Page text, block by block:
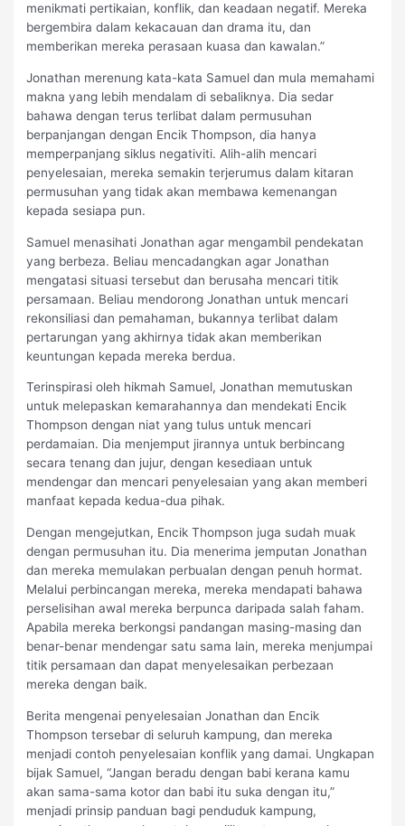
menikmati pertikaian, konflik, dan keadaan negatif. Mereka
bergembira dalam kekacauan dan drama itu, dan
memberikan mereka perasaan kuasa dan kawalan.”
Jonathan merenung kata-kata Samuel dan mula memahami
makna yang lebih mendalam di sebaliknya. Dia sedar
bahawa dengan terus terlibat dalam permusuhan
berpanjangan dengan Encik Thompson, dia hanya
memperpanjang siklus negativiti. Alih-alih mencari
penyelesaian, mereka semakin terjerumus dalam kitaran
permusuhan yang tidak akan membawa kemenangan
kepada sesiapa pun.
Samuel menasihati Jonathan agar mengambil pendekatan
yang berbeza. Beliau mencadangkan agar Jonathan
mengatasi situasi tersebut dan berusaha mencari titik
persamaan. Beliau mendorong Jonathan untuk mencari
rekonsiliasi dan pemahaman, bukannya terlibat dalam
pertarungan yang akhirnya tidak akan memberikan
keuntungan kepada mereka berdua.
Terinspirasi oleh hikmah Samuel, Jonathan memutuskan
untuk melepaskan kemarahannya dan mendekati Encik
Thompson dengan niat yang tulus untuk mencari
perdamaian. Dia menjemput jirannya untuk berbincang
secara tenang dan jujur, dengan kesediaan untuk
mendengar dan mencari penyelesaian yang akan memberi
manfaat kepada kedua-dua pihak.
Dengan mengejutkan, Encik Thompson juga sudah muak
dengan permusuhan itu. Dia menerima jemputan Jonathan
dan mereka memulakan perbualan dengan penuh hormat.
Melalui perbincangan mereka, mereka mendapati bahawa
perselisihan awal mereka berpunca daripada salah faham.
Apabila mereka berkongsi pandangan masing-masing dan
benar-benar mendengar satu sama lain, mereka menjumpai
titik persamaan dan dapat menyelesaikan perbezaan
mereka dengan baik.
Berita mengenai penyelesaian Jonathan dan Encik
Thompson tersebar di seluruh kampung, dan mereka
menjadi contoh penyelesaian konflik yang damai. Ungkapan
bijak Samuel, “Jangan beradu dengan babi kerana kamu
akan sama-sama kotor dan babi itu suka dengan itu,”
menjadi prinsip panduan bagi penduduk kampung,